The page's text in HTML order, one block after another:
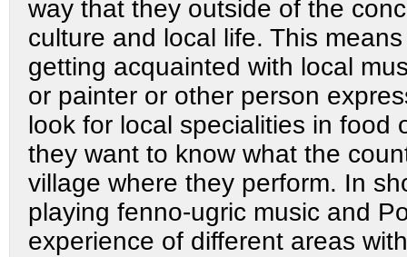
way that they outside of the
culture and local life. This
getting acquainted with local
or painter or other person
look for local specialities in
they want to know what the
village where they perform. In
playing fenno-ugric music and
experience of different areas